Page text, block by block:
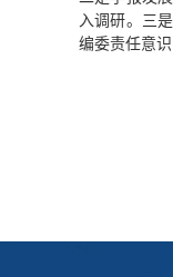
入调研。三
编委责任意